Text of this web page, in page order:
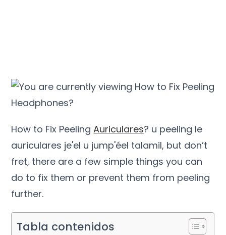
How to Fix Peeling Auriculares? u peeling le
auriculares je'el u jump'éel talamil, but don’t
fret, there are a few simple things you can
do to fix them or prevent them from peeling
further.
Tabla contenidos